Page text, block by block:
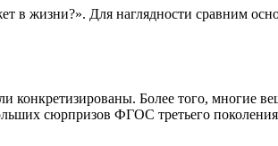
в жизни?». Для наглядности сравним
конкретизированы. Более того, многие
сюрпризов ФГОС третьего